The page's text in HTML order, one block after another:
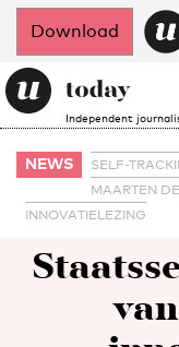
Download
Independent
NEWS SELF-
MAARTEN
INNOVATIELEZING